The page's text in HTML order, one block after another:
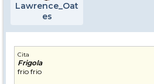
Lawrence_Oat
es
Cita
Frigola
frio frio